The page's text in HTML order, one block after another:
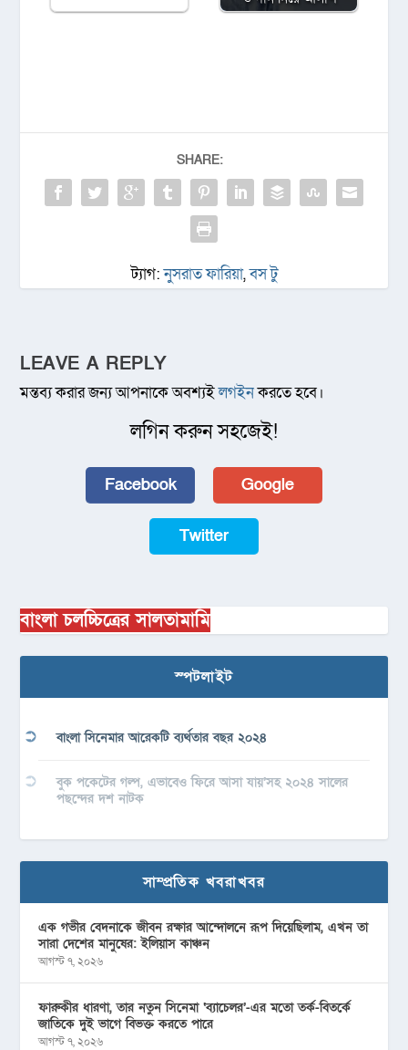
SHARE:
ট্যাগ:নুসরাত ফারিয়া,বস টু
LEAVE A REPLY
মন্তব্য করার জন্য আপনাকে অবশ্যইলগইনকরতে হবে।
লগিন করুন সহজেই!
Facebook Google
Twitter
বাংলা চলচ্চিত্রের সালতামামি
স্পটলাইট
বাংলা সিনেমার আরেকটি ব্যর্থতার বছর ২০২৪
বুক পকেটের গল্প, এভাবেও ফিরে আসা যায়’সহ ২০২৪ সালের
পছন্দের দশ নাটক
সাম্প্রতিক খবরাখবর
এক গভীর বেদনাকে জীবন রক্ষার আন্দোলনে রূপ দিয়েছিলাম, এখন তা
সারা দেশের মানুষের: ইলিয়াস কাঞ্চন
আগস্ট ৭, ২০২৬
ফারুকীর ধারণা, তার নতুন সিনেমা ‘ব্যাচেলর’-এর মতো তর্ক-বিতর্কে
জাতিকে দুই ভাগে বিভক্ত করতে পারে
আগস্ট ৭, ২০২৬